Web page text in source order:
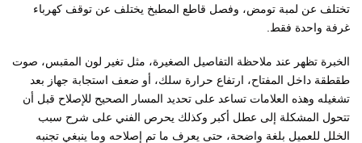
تختلف عن لمبة تومض، وفصل قاطع المطبخ يختلف عن توقف كهرباء
غرفة واحدة فقط.
الخبرة تظهر عند ملاحظة التفاصيل الصغيرة، مثل تغير لون المقبس، صوت
طقطقة داخل المفتاح، ارتفاع حرارة سلك، أو ضعف استجابة جهاز بعد
تشغيله وهذه العلامات تساعد على تحديد المسار الصحيح للإصلاح قبل أن
تتحول المشكلة إلى عطل أكبر وكذلك يحرص الفني على شرح سبب
الخلل للعميل بلغة واضحة، حتى يعرف ما تم إصلاحه وما ينبغي تجنبه